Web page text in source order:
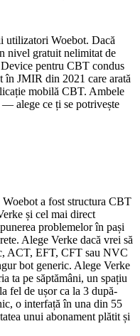
utilizatori Woebot. Dacă
nivel gratuit nelimitat de
pentru CBT condus
în JMIR din 2021 care arată
mobilă CBT. Ambele
— alege ce ți se potrivește
a fost structura CBT
și cel mai direct
problemelor în pași
Alege Verke dacă vrei să
ACT, EFT, CFT sau NVC
bot generic. Alege Verke
ta pe săptămâni, un spațiu
fel de ușor ca la 3 după-
o interfață în una din 55
unui abonament plătit și